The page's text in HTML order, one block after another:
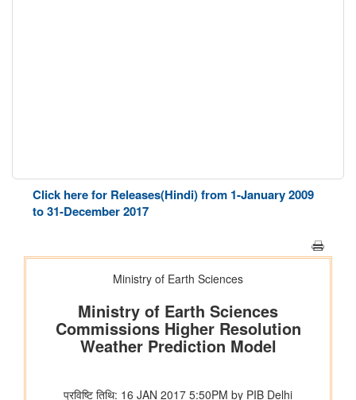
Click here for Releases(Hindi) from 1-January 2009
to 31-December 2017